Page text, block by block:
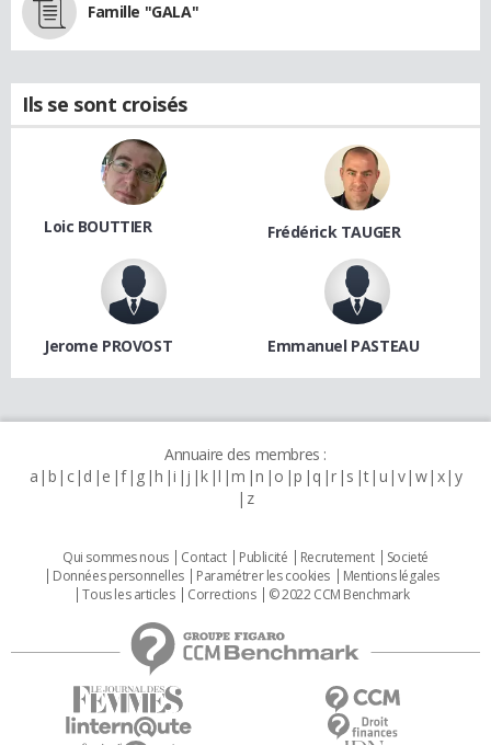
Famille "GALA"
Ils se sont croisés
Loic BOUTTIER Frédérick TAUGER
Jerome PROVOST Emmanuel PASTEAU
Annuaire des membres :
a b c d e f g h i j k l m n o p q r s t u v w x y
z
Qui sommes nous Contact Publicité Recrutement
Societé
Données personnelles
Paramétrer les cookies
Mentions légales
Tous les articles
Corrections © 2022 CCM Benchmark